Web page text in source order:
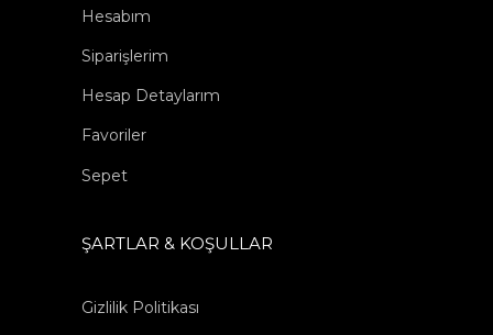
Hesabım
Siparişlerim
Hesap Detaylarım
Favoriler
Sepet
ŞARTLAR & KOŞULLAR
Gizlilik Politikası